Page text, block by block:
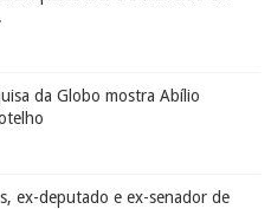
da Globo mostra Abílio
ex-deputado e ex-senador de